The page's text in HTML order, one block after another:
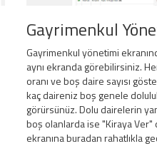
Gayrimenkul
Gayrimenkul yönetimi
aynı ekranda görebilirsiniz.
oranı ve boş daire sayısı
kaç daireniz boş genele
görürsünüz. Dolu dairelerin
boş olanlarda ise "Kiraya
ekranına buradan rahatlıkla